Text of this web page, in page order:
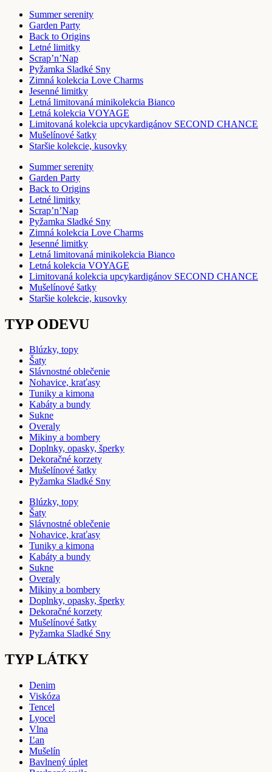
Summer serenity
Garden Party
Back to Origins
Letné limitky
Scrap’n’Nap
Pyžamka Sladké Sny
Zimná kolekcia Love Charms
Jesenné limitky
Letná limitovaná minikolekcia Bianco
Letná kolekcia VOYAGE
Limitovaná kolekcia upcykardigánov SECOND CHANCE
Mušelínové šatky
Staršie kolekcie, kusovky
Summer serenity
Garden Party
Back to Origins
Letné limitky
Scrap’n’Nap
Pyžamka Sladké Sny
Zimná kolekcia Love Charms
Jesenné limitky
Letná limitovaná minikolekcia Bianco
Letná kolekcia VOYAGE
Limitovaná kolekcia upcykardigánov SECOND CHANCE
Mušelínové šatky
Staršie kolekcie, kusovky
TYP ODEVU
Blúzky, topy
Šaty
Slávnostné oblečenie
Nohavice, kraťasy
Tuniky a kimona
Kabáty a bundy
Sukne
Overaly
Mikiny a bombery
Doplnky, opasky, šperky
Dekoračné korzety
Mušelínové šatky
Pyžamka Sladké Sny
Blúzky, topy
Šaty
Slávnostné oblečenie
Nohavice, kraťasy
Tuniky a kimona
Kabáty a bundy
Sukne
Overaly
Mikiny a bombery
Doplnky, opasky, šperky
Dekoračné korzety
Mušelínové šatky
Pyžamka Sladké Sny
TYP LÁTKY
Denim
Viskóza
Tencel
Lyocel
Vlna
Ľan
Mušelín
Bavlnený úplet